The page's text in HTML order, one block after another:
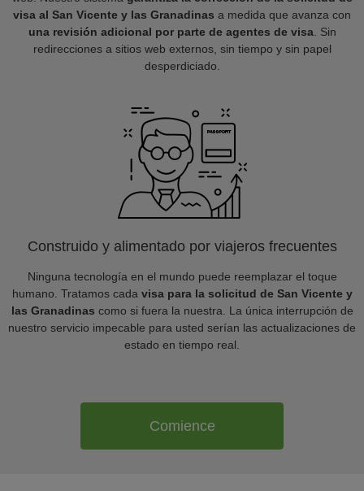
visa al San Vicente y las Granadinas a medida que avanza con
una revisión adicional por parte de agentes de visa. Sin
redirecciones a sitios web externos, sin tiempo y sin papel
desperdiciado.
Construido y alimentado por viajeros frecuentes
Ninguna tecnología en el mundo puede reemplazar el toque
humano. Tratamos cada visa para la solicitud de San Vicente y
las Granadinas como si fuera la nuestra. La única interrupción de
nuestro servicio impecable para usted serían las actualizaciones de
estado en tiempo real.
Comience